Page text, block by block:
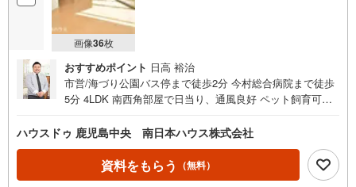
画像36枚
おすすめポイント 日高 裕治
市営/海づり公園バス停まで徒歩2分 今村総合病院まで徒歩
5分 4LDK 南西角部屋で日当り、通風良好 ペット飼育可能
まで徒歩5分（約360m）・ローソン与次郎二丁目店まで徒
歩5分（約400m）・鹿児島県庁舎まで徒歩6分（約430
m）・鴨池フェリーターミナルまで徒歩9分（約660m）・
真砂保育園まで徒歩11分（約810m）・ニシムタ スカイマ
ハウスドゥ 鹿児島中央 南日本ハウス株式会社
資料をもらう （無料）